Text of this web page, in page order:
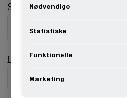
Stilling
Land *
Nødvendige
Statistiske
Funktionelle
Marketing